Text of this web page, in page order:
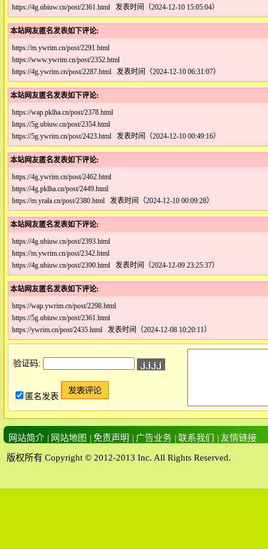
https://4g.ubiuw.cn/post/2361.html 发表时间（2024-12-10 15:05:04）
本站网友匿名发表如下评论:
https://m.ywrim.cn/post/2291.html
https://www.ywrim.cn/post/2352.html
https://4g.ywrim.cn/post/2287.html 发表时间（2024-12-10 06:31:07）
本站网友匿名发表如下评论:
https://wap.pklha.cn/post/2378.html
https://5g.ubiuw.cn/post/2354.html
https://5g.ywrim.cn/post/2423.html 发表时间（2024-12-10 00:49:16）
本站网友匿名发表如下评论:
https://4g.ywrim.cn/post/2462.html
https://4g.pklha.cn/post/2449.html
https://m.yrala.cn/post/2380.html 发表时间（2024-12-10 00:09:28）
本站网友匿名发表如下评论:
https://4g.ubiuw.cn/post/2393.html
https://m.ywrim.cn/post/2342.html
https://4g.ubiuw.cn/post/2390.html 发表时间（2024-12-09 23:25:37）
本站网友匿名发表如下评论:
https://wap.ywrim.cn/post/2298.html
https://5g.ubiuw.cn/post/2361.html
https://ywrim.cn/post/2435.html 发表时间（2024-12-08 10:20:11）
验证码:
匿名发表
网站简介 | 网站地图 | 免责声明 | 广告业务 | 联系我们 | 友情链接
版权所有 Copyright © 2012-2013 Inc. All Rights Reserved.